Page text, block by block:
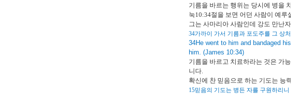
기름을 바르는 행위는 당시에 병을
눅10:34절을 보면 어던 사람이 예
그는 사마리아 사람인데 강도 만난
34가까이 가서 기름과 포도주를 그 상
34He went to him and bandaged
him. (James 10:34)
기름을 바르고 치료하라는 것은 가
니다.
확신에 찬 믿음으로 하는 기도는 능
15믿음의 기도는 병든 자를 구원하리